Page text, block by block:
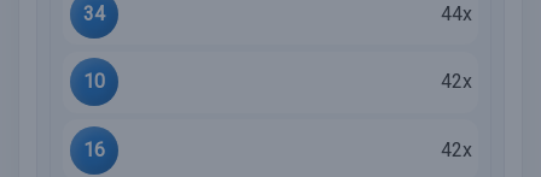
34 44x
10 42x
16 42x